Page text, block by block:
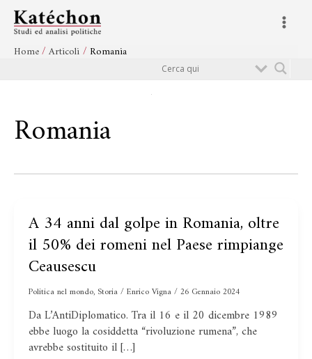
contenuto
Main
Home Articoli Romania
Romania
A 34 anni dal golpe in Romania, oltre
il 50% dei romeni nel Paese rimpiange
Ceausescu
Politica nel mondo, Storia/Enrico Vigna/26 Gennaio 2024
Da L’AntiDiplomatico. Tra il 16 e il 20 dicembre 1989
ebbe luogo la cosiddetta “rivoluzione rumena”, che
avrebbe sostituito il […]
A
34
anni
dal
golpe
in
Romania,
oltre
il